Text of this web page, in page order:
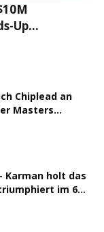
Up
Chiplead an
Masters
Karman holt das
im 6-